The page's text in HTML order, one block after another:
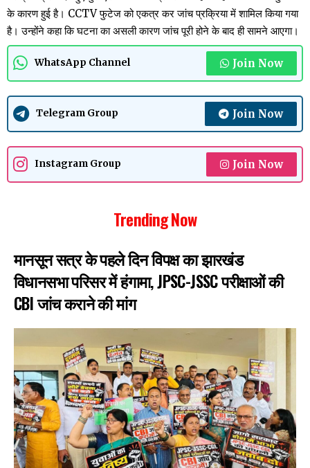
के कारण हुई है। CCTV फुटेज को एकत्र कर जांच प्रक्रिया में शामिल किया गया
है। उन्होंने कहा कि घटना का असली कारण जांच पूरी होने के बाद ही सामने आएगा।
WhatsApp Channel Join Now
Telegram Group Join Now
Instagram Group Join Now
Trending Now
मानसून सत्र के पहले दिन विपक्ष का झारखंड
विधानसभा परिसर में हंगामा, JPSC-JSSC परीक्षाओं की
CBI जांच कराने की मांग